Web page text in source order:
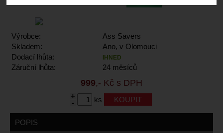
Výrobce:
Ass Savers
Skladem:
Ano, v Olomouci
Dodací lhůta:
IHNED
Záruční lhůta: 24 měsíců
999,- Kč s DPH
+
-
ks
POPIS